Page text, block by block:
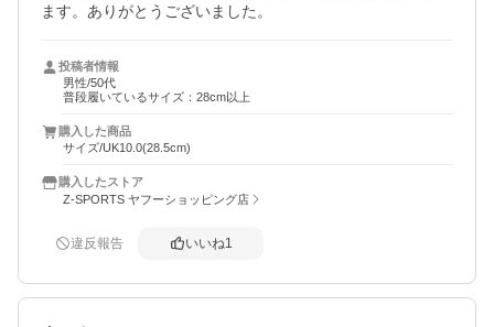
ます。ありがとうございました。
投稿者情報
男性/50代
普段履いているサイズ：28cm以上
購入した商品
サイズ/UK10.0(28.5cm)
購入したストア
Z-SPORTS ヤフーショッピング店
違反報告 いいね1